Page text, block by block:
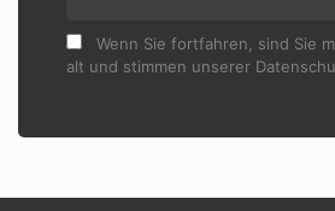
Wenn Sie fortfahren, sind Sie
alt und stimmen unserer